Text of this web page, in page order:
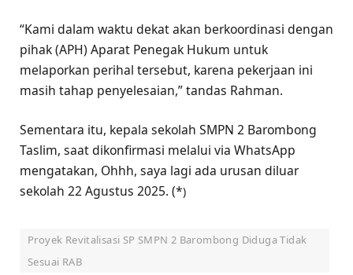
“Kami dalam waktu dekat akan berkoordinasi dengan
pihak (APH) Aparat Penegak Hukum untuk
melaporkan perihal tersebut, karena pekerjaan ini
masih tahap penyelesaian,” tandas Rahman.
Sementara itu, kepala sekolah SMPN 2 Barombong
Taslim, saat dikonfirmasi melalui via WhatsApp
mengatakan, Ohhh, saya lagi ada urusan diluar
sekolah 22 Agustus 2025. (*)
Proyek Revitalisasi SP SMPN 2 Barombong Diduga Tidak
Sesuai RAB